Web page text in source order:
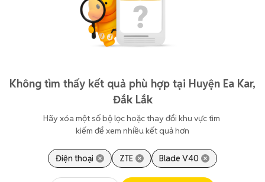
Không tìm thấy kết quả phù hợp tại Huyện Ea Kar,
Đắk Lắk
Hãy xóa một số bộ lọc hoặc thay đổi khu vực tìm
kiếm để xem nhiều kết quả hơn
Điện thoại ZTE Blade V40